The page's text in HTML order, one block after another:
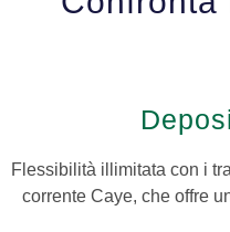
Flessibilità illimitata con i
corrente Caye, che offre